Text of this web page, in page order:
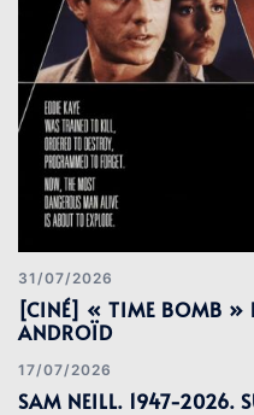
31/07/2026
[CINÉ] « TIME BOMB »
ANDROÏD
17/07/2026
SAM NEILL. 1947-2026.